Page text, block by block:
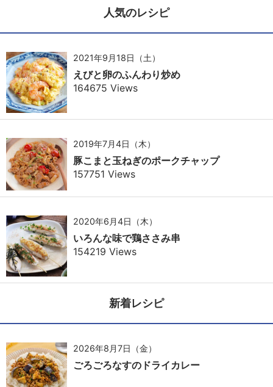
人気のレシピ
2021年9月18日（土）
えびと卵のふんわり炒め
164675 Views
2019年7月4日（木）
豚こまと玉ねぎのポークチャップ
157751 Views
2020年6月4日（木）
いろんな味で鶏ささみ串
154219 Views
新着レシピ
2026年8月7日（金）
ごろごろなすのドライカレー